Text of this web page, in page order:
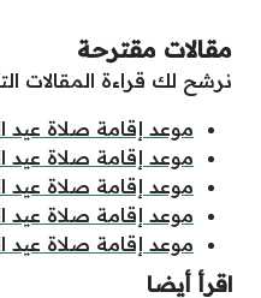
مقالات مقترحة
نرشح لك قراءة المقالات
موعد إقامة صلاة عيد
موعد إقامة صلاة عيد
موعد إقامة صلاة عيد
موعد إقامة صلاة عيد
موعد إقامة صلاة عيد
اقرأ أيضا